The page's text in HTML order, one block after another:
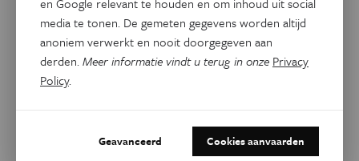
Mannen in vrouwenberoepen
voelen zich bedreigd door
stereotype
en Google relevant te houden en om inhoud uit social
media te tonen. De gemeten gegevens worden altijd
anoniem verwerkt en nooit doorgegeven aan
derden.Meer informatie vindt u terug in onze Privacy
Policy.
Geavanceerd Cookies aanvaarden